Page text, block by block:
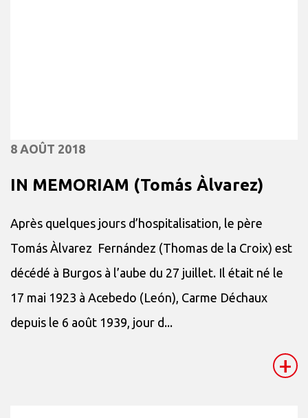
8 AOÛT 2018
IN MEMORIAM (Tomás Àlvarez)
Après quelques jours d’hospitalisation, le père
Tomás Àlvarez Fernández (Thomas de la Croix) est
décédé à Burgos à l’aube du 27 juillet. Il était né le
17 mai 1923 à Acebedo (León), Carme Déchaux
depuis le 6 août 1939, jour d...
+